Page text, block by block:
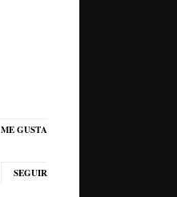
ME GUSTA
SEGUIR